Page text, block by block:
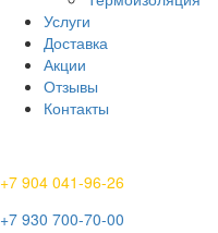
Услуги
Доставка
Акции
Отзывы
Контакты
+7 904 041-96-26
+7 930 700-70-00